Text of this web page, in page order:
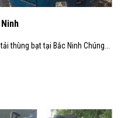
thùng bạt tại Bắc Ninh Chúng...